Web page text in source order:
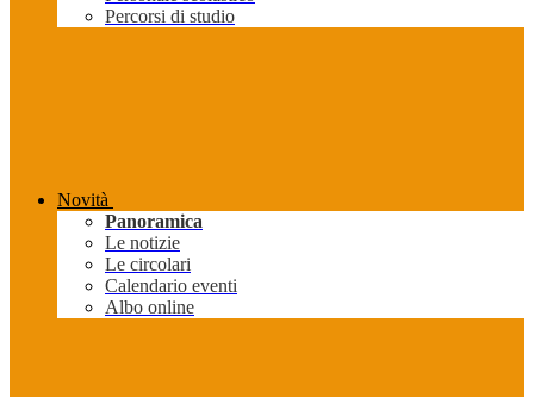
Percorsi di studio
Novità
Panoramica
Le notizie
Le circolari
Calendario eventi
Albo online